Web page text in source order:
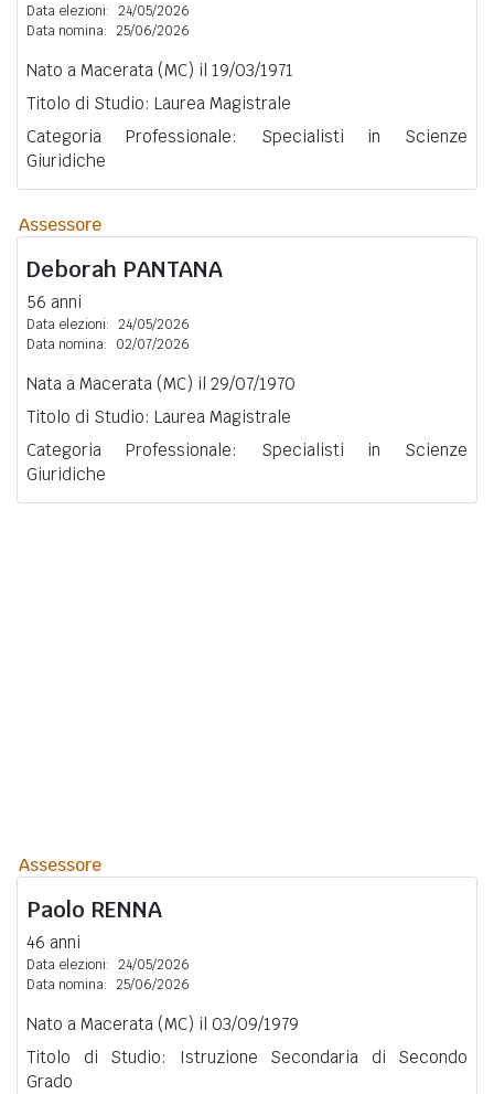
Data elezioni: 24/05/2026
Data nomina: 25/06/2026
Nato a Macerata (MC) il 19/03/1971
Titolo di Studio: Laurea Magistrale
Categoria Professionale: Specialisti in Scienze
Giuridiche
Assessore
Deborah PANTANA
56 anni
Data elezioni: 24/05/2026
Data nomina:
02/07/2026
Nata a Macerata (MC) il 29/07/1970
Titolo di Studio: Laurea Magistrale
Categoria Professionale: Specialisti in Scienze
Giuridiche
Assessore
Paolo RENNA
46 anni
Data elezioni: 24/05/2026
Data nomina: 25/06/2026
Nato a Macerata (MC) il 03/09/1979
Titolo di Studio: Istruzione Secondaria di Secondo
Grado